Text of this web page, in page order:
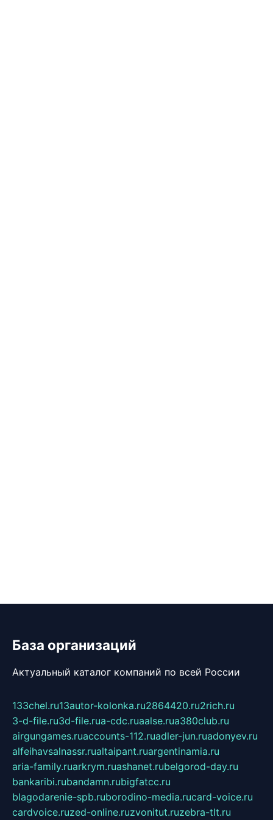
База организаций
Актуальный каталог компаний по всей России
133chel.ru13autor-kolonka.ru2864420.ru2rich.ru
3-d-file.ru3d-file.rua-cdc.ruaalse.rua380club.ru
airgungames.ruaccounts-112.ruadler-jun.ruadonyev.ru
alfeihavsalnassr.rualtaipant.ruargentinamia.ru
aria-family.ruarkrym.ruashanet.rubelgorod-day.ru
bankaribi.rubandamn.rubigfatcc.ru
blagodarenie-spb.ruborodino-media.rucard-voice.ru
cardvoice.ruzed-online.ruzvonitut.ruzebra-tlt.ru